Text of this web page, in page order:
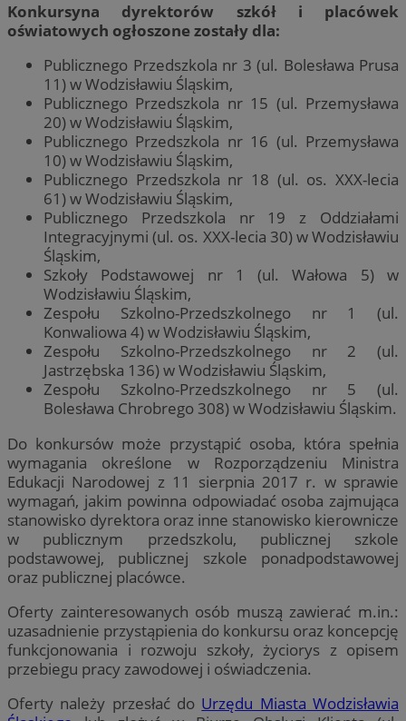
Konkursyna dyrektorów szkół i placówek
oświatowych ogłoszone zostały dla:
Publicznego Przedszkola nr 3 (ul. Bolesława Prusa
11) w Wodzisławiu Śląskim,
Publicznego Przedszkola nr 15 (ul. Przemysława
20) w Wodzisławiu Śląskim,
Publicznego Przedszkola nr 16 (ul. Przemysława
10) w Wodzisławiu Śląskim,
Publicznego Przedszkola nr 18 (ul. os. XXX-lecia
61) w Wodzisławiu Śląskim,
Publicznego Przedszkola nr 19 z Oddziałami
Integracyjnymi (ul. os. XXX-lecia 30) w Wodzisławiu
Śląskim,
Szkoły Podstawowej nr 1 (ul. Wałowa 5) w
Wodzisławiu Śląskim,
Zespołu Szkolno-Przedszkolnego nr 1 (ul.
Konwaliowa 4) w Wodzisławiu Śląskim,
Zespołu Szkolno-Przedszkolnego nr 2 (ul.
Jastrzębska 136) w Wodzisławiu Śląskim,
Zespołu Szkolno-Przedszkolnego nr 5 (ul.
Bolesława Chrobrego 308) w Wodzisławiu Śląskim.
Do konkursów może przystąpić osoba, która spełnia
wymagania określone w Rozporządzeniu Ministra
Edukacji Narodowej z 11 sierpnia 2017 r. w sprawie
wymagań, jakim powinna odpowiadać osoba zajmująca
stanowisko dyrektora oraz inne stanowisko kierownicze
w publicznym przedszkolu, publicznej szkole
podstawowej, publicznej szkole ponadpodstawowej
oraz publicznej placówce.
Oferty zainteresowanych osób muszą zawierać m.in.:
uzasadnienie przystąpienia do konkursu oraz koncepcję
funkcjonowania i rozwoju szkoły, życiorys z opisem
przebiegu pracy zawodowej i oświadczenia.
Oferty należy przesłać do Urzędu Miasta Wodzisławia